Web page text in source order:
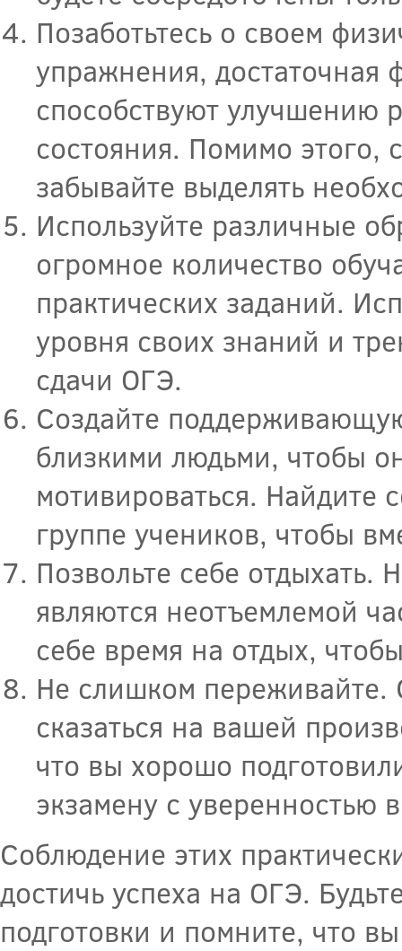
Позаботьтесь о своем
упражнения, достаточная
способствуют улучшению
состояния. Помимо этого,
забывайте выделять
Используйте различные
огромное количество
практических заданий.
уровня своих знаний и
сдачи ОГЭ.
Создайте
близкими людьми, чтобы
мотивироваться. Найдите
группе учеников, чтобы
Позвольте себе отдыхать.
являются неотъемлемой
себе время на отдых,
Не слишком переживайте.
сказаться на вашей
что вы хорошо
экзамену с уверенностью
Соблюдение этих
достичь успеха на ОГЭ.
подготовки и помните, что